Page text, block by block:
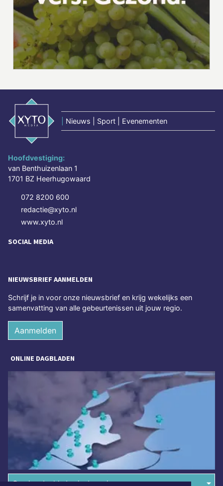
Nieuws | Sport | Evenementen
Hoofdvestiging:
van Benthuizenlaan 1
1701 BZ Heerhugowaard
072 8200 600
redactie@xyto.nl
www.xyto.nl
SOCIAL MEDIA
NIEUWSBRIEF AANMELDEN
Schrijf je in voor onze nieuwsbrief en krijg wekelijks een
samenvatting van alle gebeurtenissen uit jouw regio.
Aanmelden
ONLINE DAGBLADEN
Overige dagbladen in de regio